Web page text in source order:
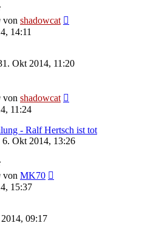
von shadowcat
14:11
Okt 2014, 11:20
von shadowcat
11:24
- Ralf Hertsch ist tot
Okt 2014, 13:26
von MK70
15:37
09:17